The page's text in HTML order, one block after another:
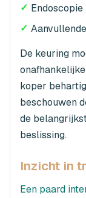
✓ Endoscopie
✓
De keuring
koper
beschouwen
de
beslissing.
Inzicht in
Een paard